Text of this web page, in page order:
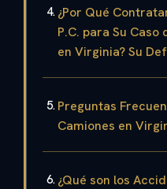
¿Por Qué
P.C. para Su
en Virginia? Su
Preguntas
Camiones en
¿Qué son los